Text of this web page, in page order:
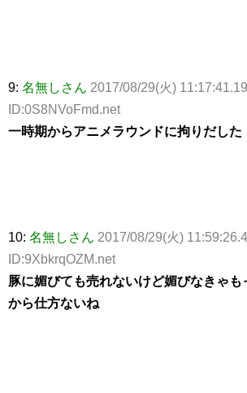
9: 名無しさん 2017/08/29(火) 11:17:41.19
ID:0S8NVoFmd.net
一時期からアニメラウンドに拘りだした
10: 名無しさん 2017/08/29(火)
ID:9XbkrqOZM.net
豚に媚びても売れないけど媚びなきゃも
から仕方ないね